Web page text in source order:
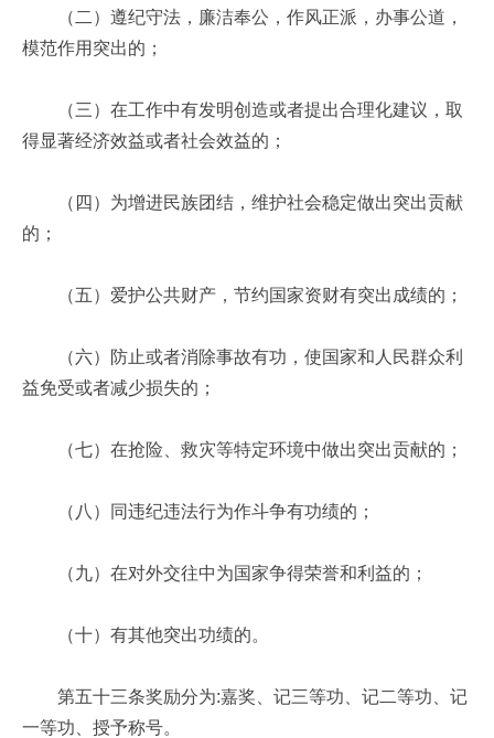
（二）遵纪守法，廉洁奉公，作风正派，办事公道，
模范作用突出的；
（三）在工作中有发明创造或者提出合理化建议，取
得显著经济效益或者社会效益的；
（四）为增进民族团结，维护社会稳定做出突出贡献
的；
（五）爱护公共财产，节约国家资财有突出成绩的；
（六）防止或者消除事故有功，使国家和人民群众利
益免受或者减少损失的；
（七）在抢险、救灾等特定环境中做出突出贡献的；
（八）同违纪违法行为作斗争有功绩的；
（九）在对外交往中为国家争得荣誉和利益的；
（十）有其他突出功绩的。
第五十三条奖励分为:嘉奖、记三等功、记二等功、记
一等功、授予称号。